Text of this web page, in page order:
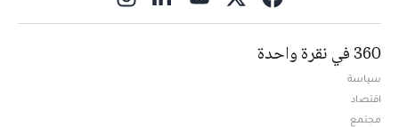
360 في نقرة واحدة
سياسة
اقتصاد
مجتمع